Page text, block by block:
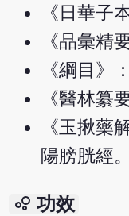
《日華子
《品彙精
《綱目》
《醫林纂
《玉揪藥
陽膀胱經。
bubble_chart 功效